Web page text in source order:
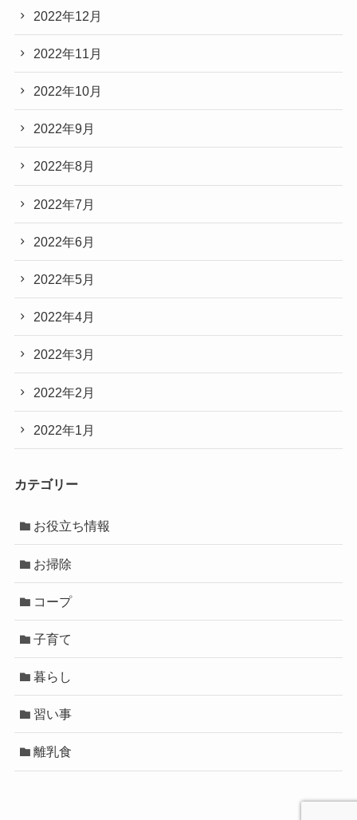
2022年12月
2022年11月
2022年10月
2022年9月
2022年8月
2022年7月
2022年6月
2022年5月
2022年4月
2022年3月
2022年2月
2022年1月
カテゴリー
お役立ち情報
お掃除
コープ
子育て
暮らし
習い事
離乳食